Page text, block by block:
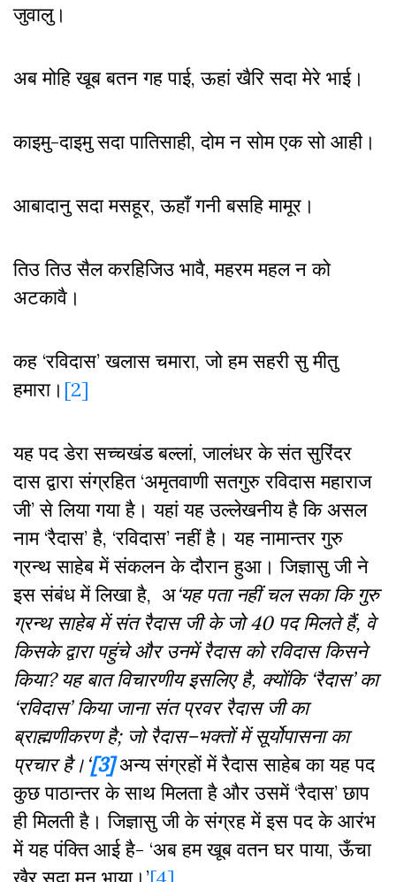
जुवालु।
अब मोहि खूब बतन गह पाई, ऊहां खैरि सदा मेरे भाई।
काइमु-दाइमु सदा पातिसाही, दोम न सोम एक सो आही।
आबादानु सदा मसहूर, ऊहाँ गनी बसहि मामूर।
तिउ तिउ सैल करहिजिउ भावै, महरम महल न को
अटकावै।
कह ‘रविदास’ खलास चमारा, जो हम सहरी सु मीतु
हमारा। [2]
यह पद डेरा सच्चखंड बल्लां, जालंधर के संत सुरिंदर
दास द्वारा संग्रहित ‘अमृतवाणी सतगुरु रविदास महाराज
जी’ से लिया गया है। यहां यह उल्लेखनीय है कि असल
नाम ‘रैदास’ है, ‘रविदास’ नहीं है। यह नामान्तर गुरु
ग्रन्थ साहेब में संकलन के दौरान हुआ। जिज्ञासु जी ने
इस संबंध में लिखा है, अ‘यह पता नहीं चल सका कि गुरु
ग्रन्थ साहेब में संत रैदास जी के जो40 पद मिलते हैं, वे
किसके द्वारा पहुंचे और उनमें रैदास को रविदास किसने
किया?यह बात विचारणीय इसलिए है, क्योंकि‘रैदास’का
‘रविदास’किया जाना संत प्रवर रैदास जी का
ब्राह्मणीकरण है; जो रैदास–भक्तों में सूर्योपासना का
प्रचार है। ‘[3]अन्य संग्रहों में रैदास साहेब का यह पद
कुछ पाठान्तर के साथ मिलता है और उसमें ‘रैदास’ छाप
ही मिलती है। जिज्ञासु जी के संग्रह में इस पद के आरंभ
में यह पंक्ति आई है- ‘अब हम खूब वतन घर पाया, ऊँचा